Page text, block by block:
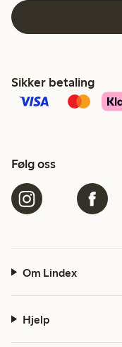
Sikker betaling
Følg oss
Om Lindex
Hjelp